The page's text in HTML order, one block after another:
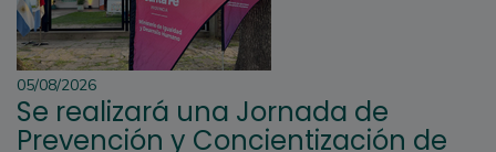
05/08/2026
Se realizará una Jornada de
Prevención y Concientización de